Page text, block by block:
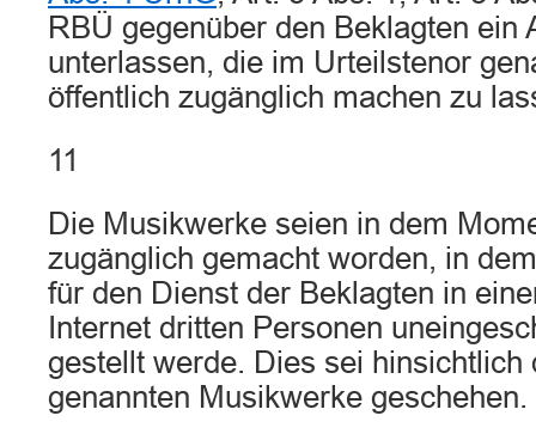
RBÜ gegenüber den Beklagten ein
unterlassen, die im Urteilstenor
öffentlich zugänglich machen zu
11
Die Musikwerke seien in dem
zugänglich gemacht worden, in
für den Dienst der Beklagten in
Internet dritten Personen
gestellt werde. Dies sei hinsichtlich
genannten Musikwerke geschehen.